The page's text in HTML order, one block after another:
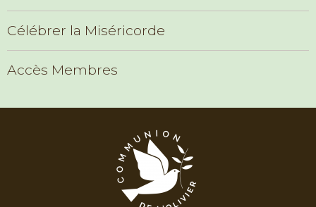
Célébrer la Miséricorde
Accès Membres